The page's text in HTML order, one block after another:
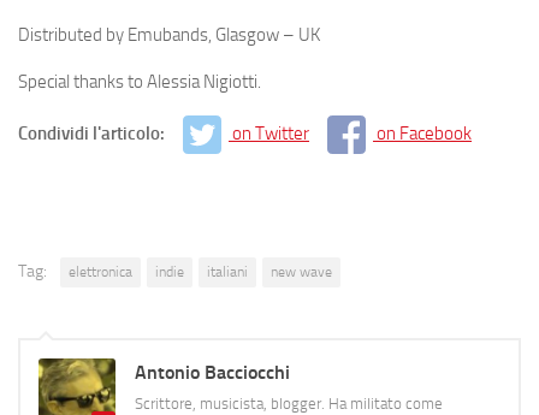
Distributed by Emubands, Glasgow – UK
Special thanks to Alessia Nigiotti.
Condividi l'articolo: on Twitter on Facebook
Tag: elettronica indie italiani new wave
Antonio Bacciocchi
Scrittore, musicista, blogger. Ha militato come